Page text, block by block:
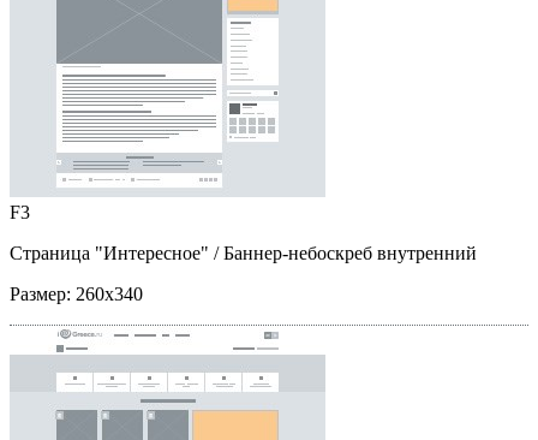
F3
Страница "Интересное" / Баннер-небоскреб внутренний
Размер: 260x340